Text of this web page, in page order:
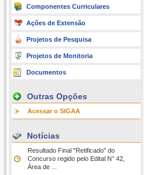
Componentes Curriculares
Ações de Extensão
Projetos de Pesquisa
Projetos de Monitoria
Documentos
Outras Opções
Acessar o SIGAA
Notícias
Resultado Final "Retificado" do
Concurso regido pelo Edital N° 42,
Área de ...